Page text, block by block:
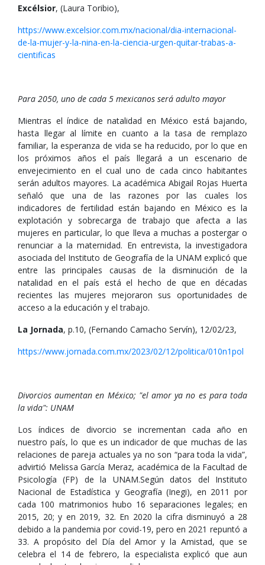
Excélsior, (Laura Toribio),
https://www.excelsior.com.mx/nacional/dia-internacional-
de-la-mujer-y-la-nina-en-la-ciencia-urgen-quitar-trabas-a-
cientificas
Para 2050, uno de cada 5 mexicanos será adulto mayor
Mientras el índice de natalidad en México está bajando,
hasta llegar al límite en cuanto a la tasa de remplazo
familiar, la esperanza de vida se ha reducido, por lo que en
los próximos años el país llegará a un escenario de
envejecimiento en el cual uno de cada cinco habitantes
serán adultos mayores. La académica Abigail Rojas Huerta
señaló que una de las razones por las cuales los
indicadores de fertilidad están bajando en México es la
explotación y sobrecarga de trabajo que afecta a las
mujeres en particular, lo que lleva a muchas a postergar o
renunciar a la maternidad. En entrevista, la investigadora
asociada del Instituto de Geografía de la UNAM explicó que
entre las principales causas de la disminución de la
natalidad en el país está el hecho de que en décadas
recientes las mujeres mejoraron sus oportunidades de
acceso a la educación y el trabajo.
La Jornada, p.10, (Fernando Camacho Servín), 12/02/23,
https://www.jornada.com.mx/2023/02/12/politica/010n1pol
Divorcios aumentan en México; "el amor ya no es para toda
la vida": UNAM
Los índices de divorcio se incrementan cada año en
nuestro país, lo que es un indicador de que muchas de las
relaciones de pareja actuales ya no son “para toda la vida”,
advirtió Melissa García Meraz, académica de la Facultad de
Psicología (FP) de la UNAM.Según datos del Instituto
Nacional de Estadística y Geografía (Inegi), en 2011 por
cada 100 matrimonios hubo 16 separaciones legales; en
2015, 20; y en 2019, 32. En 2020 la cifra disminuyó a 28
debido a la pandemia por covid-19, pero en 2021 repuntó a
33. A propósito del Día del Amor y la Amistad, que se
celebra el 14 de febrero, la especialista explicó que aun